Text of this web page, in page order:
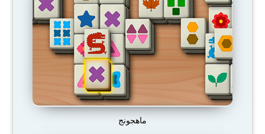
ماهجونج